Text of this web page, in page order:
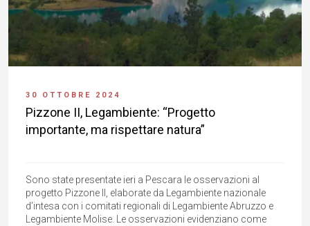
30 OTTOBRE 2024
Pizzone II, Legambiente: “Progetto
importante, ma rispettare natura”
Sono state presentate ieri a Pescara le osservazioni al
progetto Pizzone II, elaborate da Legambiente nazionale
d’intesa con i comitati regionali di Legambiente Abruzzo e
Legambiente Molise. Le osservazioni evidenziano come